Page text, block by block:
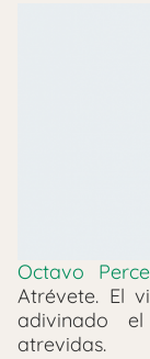
Octavo
Atrévete. El
adivinado
atrevidas.